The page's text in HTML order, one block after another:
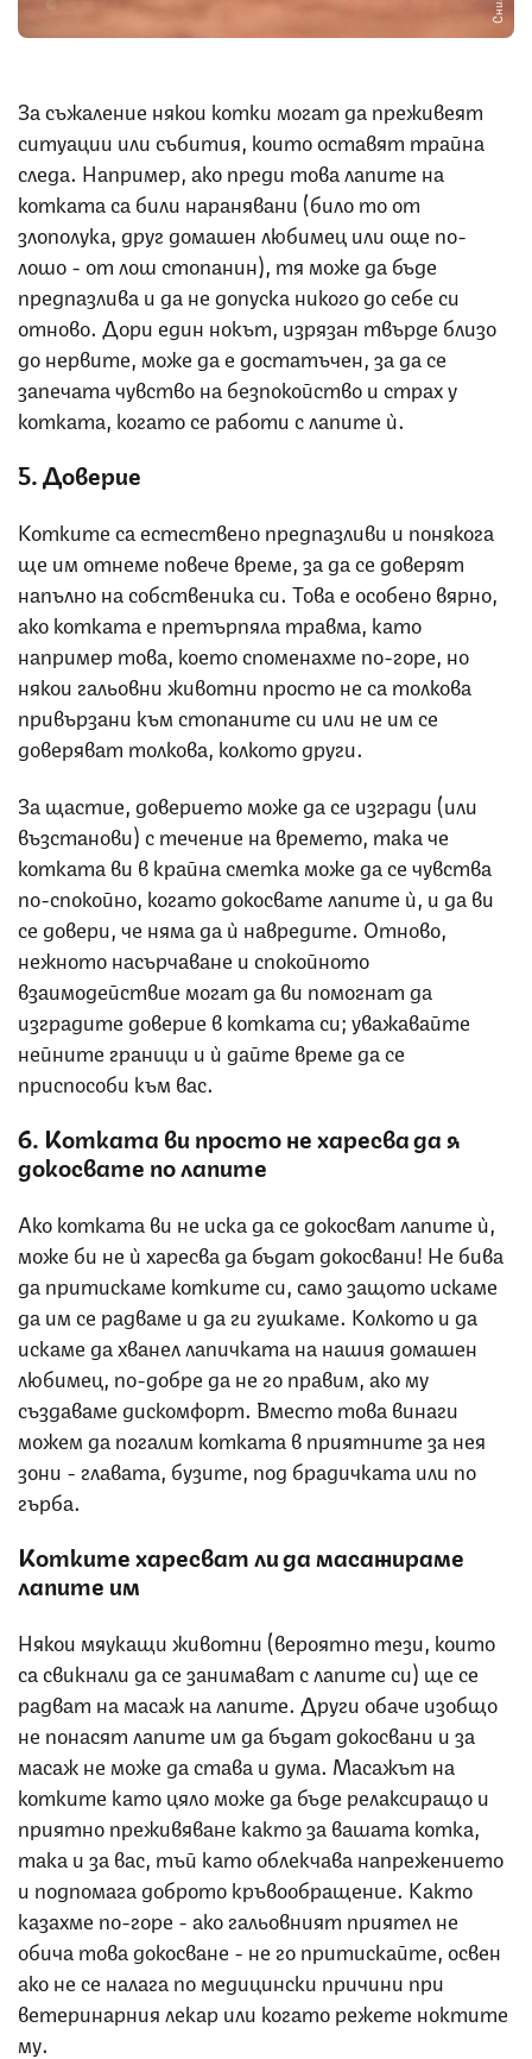
За съжаление някои котки могат да преживеят
ситуации или събития, които оставят трайна
следа. Например, ако преди това лапите на
котката са били наранявани (било то от
злополука, друг домашен любимец или още по-
лошо - от лош стопанин), тя може да бъде
предпазлива и да не допуска никого до себе си
отново. Дори един нокът, изрязан твърде близо
до нервите, може да е достатъчен, за да се
запечата чувство на безпокойство и страх у
котката, когато се работи с лапите ѝ.
5. Доверие
Котките са естествено предпазливи и понякога
ще им отнеме повече време, за да се доверят
напълно на собственика си. Това е особено вярно,
ако котката е претърпяла травма, като
например това, което споменахме по-горе, но
някои гальовни животни просто не са толкова
привързани към стопаните си или не им се
доверяват толкова, колкото други.
За щастие, доверието може да се изгради (или
възстанови) с течение на времето, така че
котката ви в крайна сметка може да се чувства
по-спокойно, когато докосвате лапите ѝ, и да ви
се довери, че няма да ѝ навредите. Отново,
нежното насърчаване и спокойното
взаимодействие могат да ви помогнат да
изградите доверие в котката си; уважавайте
нейните граници и ѝ дайте време да се
приспособи към вас.
6. Котката ви просто не харесва да я
докосвате по лапите
Ако котката ви не иска да се докосват лапите ѝ,
може би не ѝ харесва да бъдат докосвани! Не бива
да притискаме котките си, само защото искаме
да им се радваме и да ги гушкаме. Колкото и да
искаме да хванел лапичката на нашия домашен
любимец, по-добре да не го правим, ако му
създаваме дискомфорт. Вместо това винаги
можем да погалим котката в приятните за нея
зони - главата, бузите, под брадичката или по
гърба.
Котките харесват ли да масажираме
лапите им
Някои мяукащи животни (вероятно тези, които
са свикнали да се занимават с лапите си) ще се
радват на масаж на лапите. Други обаче изобщо
не понасят лапите им да бъдат докосвани и за
масаж не може да става и дума. Масажът на
котките като цяло може да бъде релаксиращо и
приятно преживяване както за вашата котка,
така и за вас, тъй като облекчава напрежението
и подпомага доброто кръвообращение. Както
казахме по-горе - ако гальовният приятел не
обича това докосване - не го притискайте, освен
ако не се налага по медицински причини при
ветеринарния лекар или когато режете ноктите
му.